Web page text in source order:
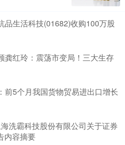
品生活科技(01682)收购100万股
龚红玲：震荡市变局！三大生存
前5个月我国货物贸易进出口增长
洗霸科技股份有限公司关于证券
内容摘要